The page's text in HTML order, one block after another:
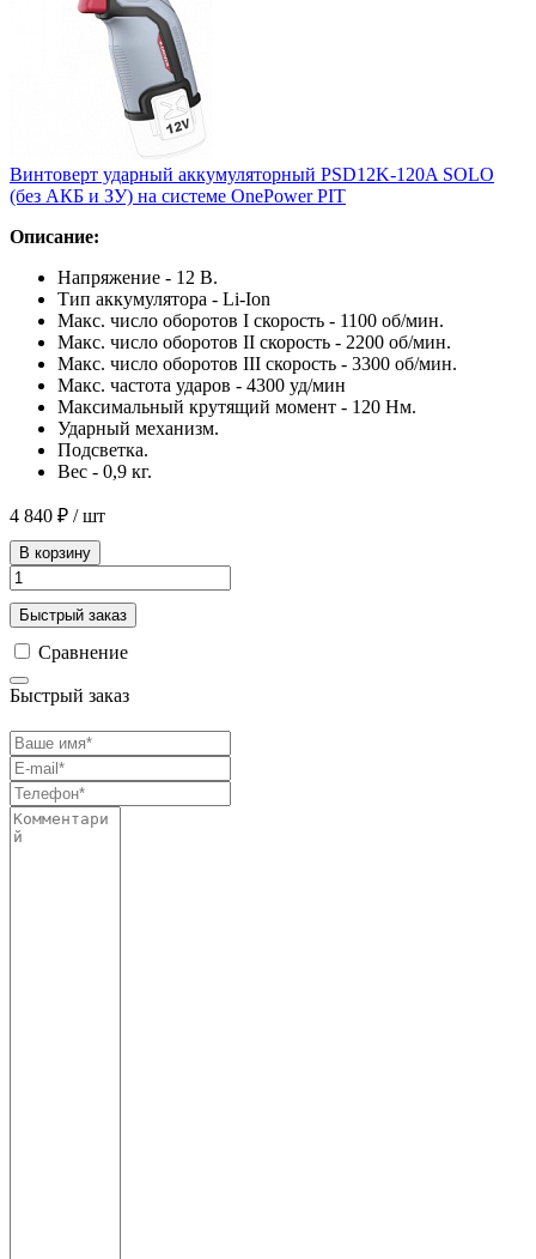
Винтоверт ударный аккумуляторный PSD12K-120A SOLO
(без АКБ и ЗУ) на системе OnePower PIT
Описание:
Напряжение - 12 В.
Тип аккумулятора - Li-Ion
Макс. число оборотов I скорость - 1100 об/мин.
Макс. число оборотов II скорость - 2200 об/мин.
Макс. число оборотов III скорость - 3300 об/мин.
Макс. частота ударов - 4300 уд/мин
Максимальный крутящий момент - 120 Нм.
Ударный механизм.
Подсветка.
Вес - 0,9 кг.
4 840 ₽ / шт
В корзину
Быстрый заказ
Сравнение
Быстрый заказ